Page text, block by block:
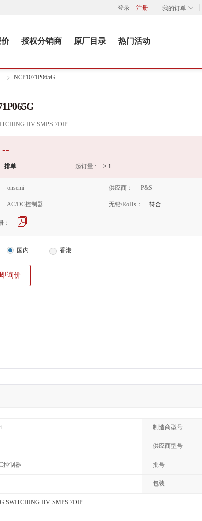
登录 注册 我的订单
授权分销商 原厂目录 热门活动
NCP1071P065G
HV SMPS 7DIP
--
排单 起订量 : ≥ 1
onsemi
AC/DC控制器
供应商： P&S
无铅/RoHs： 符合
：
国内 香港
询价
制造商型号
供应商型号
控制器 批号
包装
SWITCHING HV SMPS 7DIP